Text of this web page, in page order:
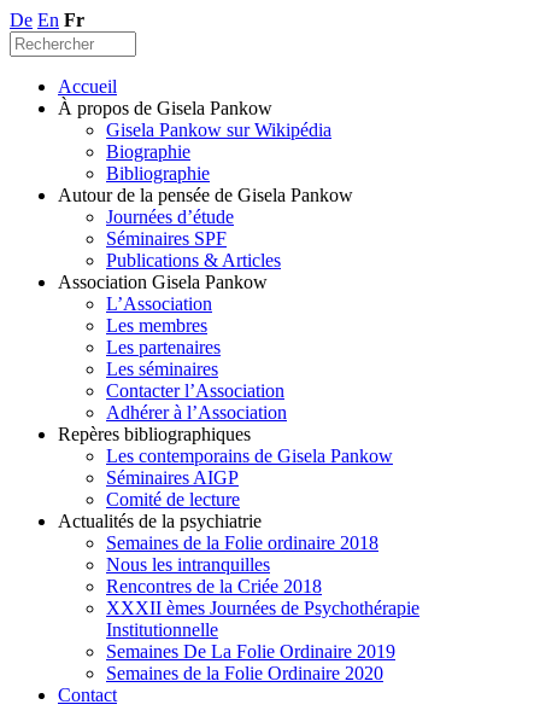
De En Fr
Accueil
À propos de Gisela Pankow
Gisela Pankow sur Wikipédia
Biographie
Bibliographie
Autour de la pensée de Gisela Pankow
Journées d’étude
Séminaires SPF
Publications & Articles
Association Gisela Pankow
L’Association
Les membres
Les partenaires
Les séminaires
Contacter l’Association
Adhérer à l’Association
Repères bibliographiques
Les contemporains de Gisela Pankow
Séminaires AIGP
Comité de lecture
Actualités de la psychiatrie
Semaines de la Folie ordinaire 2018
Nous les intranquilles
Rencontres de la Criée 2018
XXXII èmes Journées de Psychothérapie
Institutionnelle
Semaines De La Folie Ordinaire 2019
Semaines de la Folie Ordinaire 2020
Contact